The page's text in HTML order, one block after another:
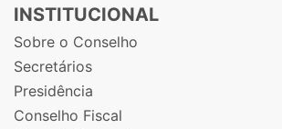
INSTITUCIONAL
Sobre o Conselho
Secretários
Presidência
Conselho Fiscal